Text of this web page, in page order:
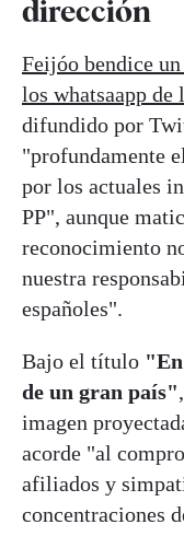
dirección
Feijóo bendice
los whatsaapp de
difundido por
"profundamente
por los actuales
PP", aunque
reconocimiento
nuestra
españoles".
Bajo el título
de un gran país"
imagen
acorde "al
afiliados y
concentraciones